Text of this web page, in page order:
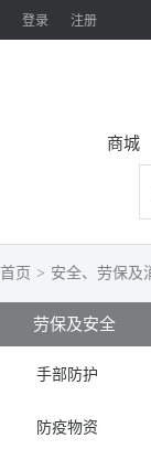
登录 注册
商城
首页 > 安全、劳保及
劳保及安全
手部防护
防疫物资